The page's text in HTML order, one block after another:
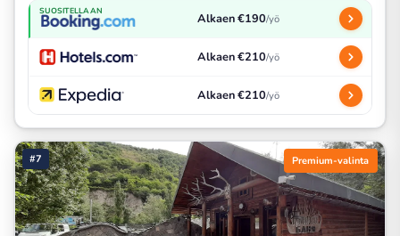
SUOSITELLAAN Alkaen €190/yö
Alkaen €210/yö
Alkaen €210/yö
#7 Premium-valinta